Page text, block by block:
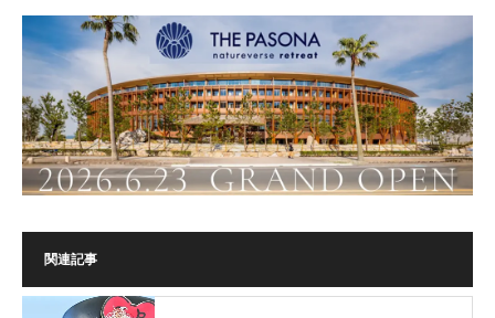
関連記事